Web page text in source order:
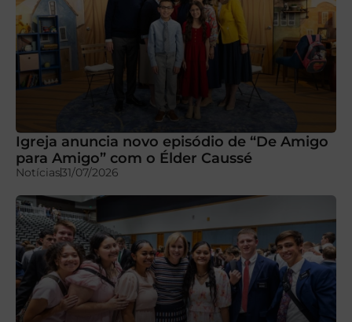
Igreja anuncia novo episódio de “De Amigo
para Amigo” com o Élder Caussé
Notícias31/07/2026